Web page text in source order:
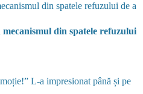
din spatele refuzului